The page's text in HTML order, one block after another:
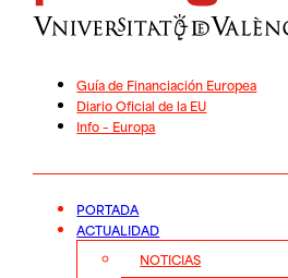
Guía de Financiación Europea
Diario Oficial de la EU
Info – Europa
PORTADA
ACTUALIDAD
NOTICIAS